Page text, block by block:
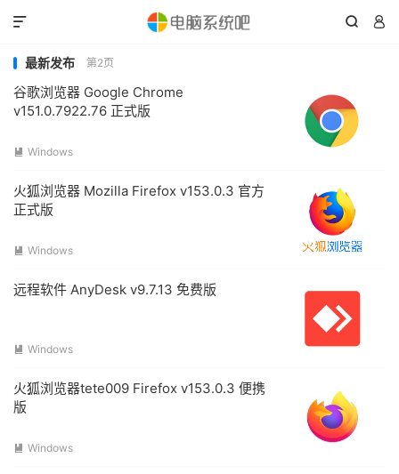
 

最新发布 第2页
谷歌浏览器 Google Chrome
v151.0.7922.76 正式版
 Windows
火狐浏览器 Mozilla Firefox v153.0.3 官方
正式版
 Windows
远程软件 AnyDesk v9.7.13 免费版
 Windows
火狐浏览器tete009 Firefox v153.0.3 便携
版
 Windows